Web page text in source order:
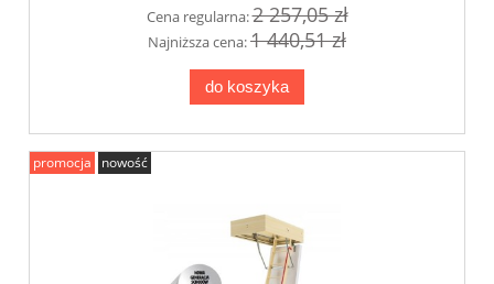
Cena regularna:2 257,05 zł
Najniższa cena:1 440,51 zł
do koszyka
promocja nowość